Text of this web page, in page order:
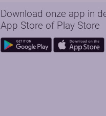
Download onze app in
App Store of Play Store